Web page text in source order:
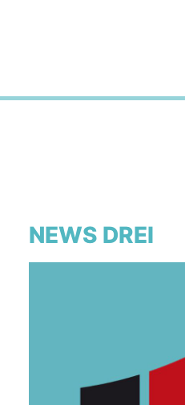
NEWS DREI